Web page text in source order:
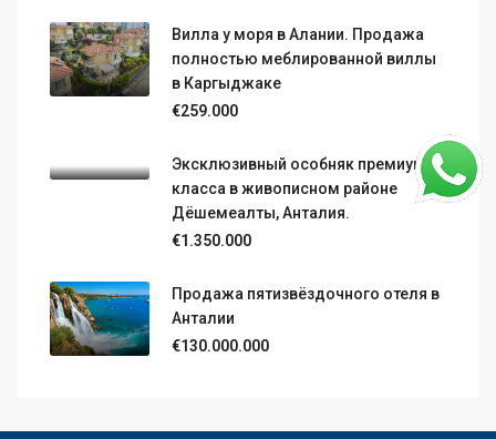
Вилла у моря в Алании. Продажа
полностью меблированной виллы
в Каргыджаке
€259.000
Эксклюзивный особняк премиум-
класса в живописном районе
Дёшемеалты, Анталия.
€1.350.000
Продажа пятизвёздочного отеля в
Анталии
€130.000.000